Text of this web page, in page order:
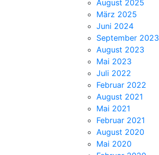
August 2025
März 2025
Juni 2024
September 2023
August 2023
Mai 2023
Juli 2022
Februar 2022
August 2021
Mai 2021
Februar 2021
August 2020
Mai 2020